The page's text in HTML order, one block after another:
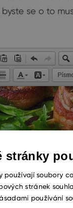
se o to
stránky
používají soubory
stránek
používání